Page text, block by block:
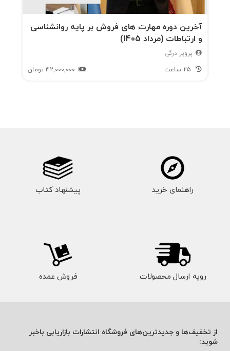
آخرین دوره مهارت های فروش بر پایه روانشناسی
و ارتباطات (مرداد 1405)
پرویز درگی
32,000,000 تومان
راهنمای خرید پیشنهاد کتاب
رویه ارسال محصولات فروش عمده
از تخفیف‌ها و جدیدترین‌های فروشگاه انتشارات بازاریابی باخبر
شوید: